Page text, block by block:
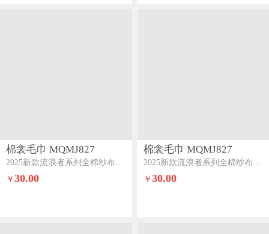
棉衾毛巾 MQMJ827
2025新款流浪者系列全棉纱布浴巾母子熊
￥30.00
棉衾毛巾 MQMJ827
2025新款流浪者系列全棉纱布浴巾珠满莲花
￥ 30.00